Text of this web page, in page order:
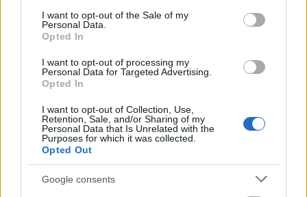
consent section.
I want to opt-out of the Sale of my
Personal Data.
Opted In
I want to opt-out of processing my
Personal Data for Targeted Advertising.
Opted In
I want to opt-out of Collection, Use,
Retention, Sale, and/or Sharing of my
Personal Data that Is Unrelated with the
Purposes for which it was collected.
Opted Out
Google consents
αγγελούδια, θέλει δεν θέλει,θα ομολογήσει και
για τον Παναγιώτη μου
Στη συνέχεια, πρόσθεσε ότι όσα υποστηρίζει η
25χρονη για τη μητέρα της είναι «θέατρο».
άλλου είδους πρόβλημα, ψυχολογικό», όπως είπε,
και ξέσπασε στα παιδιά. «Αν έχεις κάποιο
πρόβλημα με εμένα, λύσε το με εμένα, όχι με τα
παιδιά. Αν θες, βασάνισε εμένα, όχι τον
Παναγιωτάκη. Τι της έφταιξαν οι αθώες